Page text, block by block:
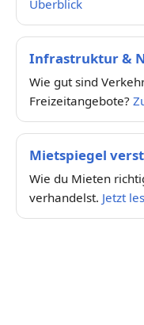
Überblick
Infrastruktur &
Wie gut sind
Freizeitangebote?
Mietspiegel
Wie du Mieten
verhandelst. Jetzt